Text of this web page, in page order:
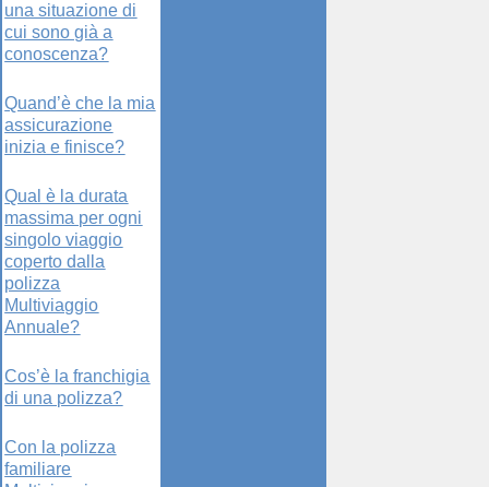
una situazione di
cui sono già a
conoscenza?
Quand’è che la mia
assicurazione
inizia e finisce?
Qual è la durata
massima per ogni
singolo viaggio
coperto dalla
polizza
Multiviaggio
Annuale?
Cos’è la franchigia
di una polizza?
Con la polizza
familiare